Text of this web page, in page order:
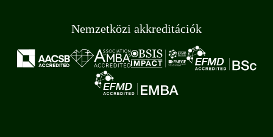
Nemzetközi akkreditációk